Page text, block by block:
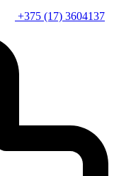
+375 (17) 3604137